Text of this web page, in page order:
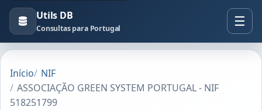
Utils DB
Consultas para Portugal
Início
NIF
ASSOCIAÇÃO GREEN SYSTEM PORTUGAL - NIF
518251799